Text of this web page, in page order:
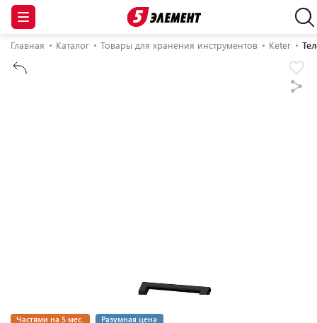
Главная Каталог Товары для хранения инструментов Keter
Частями на 5 мес. Разумная цена